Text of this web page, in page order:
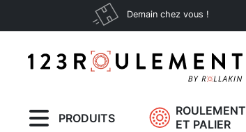
Demain chez vous !
PRODUITS
ROULEMENT
ET PALIER